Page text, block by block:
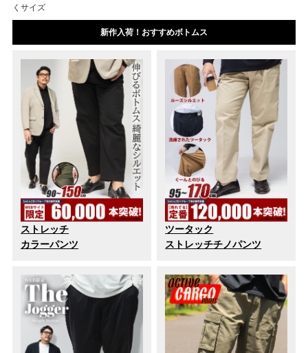
くサイズ
新作入荷！おすすめボトムス
ストレッチ
カラーパンツ
ツータック
ストレッチチノパンツ